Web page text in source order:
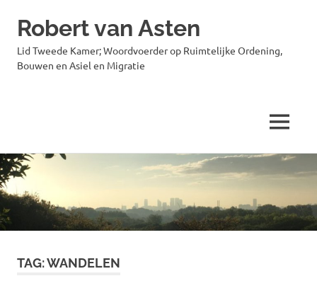
Ga
naar
de
inhoud
Robert van Asten
Lid Tweede Kamer; Woordvoerder op Ruimtelijke Ordening,
Bouwen en Asiel en Migratie
MENU
TAG:WANDELEN